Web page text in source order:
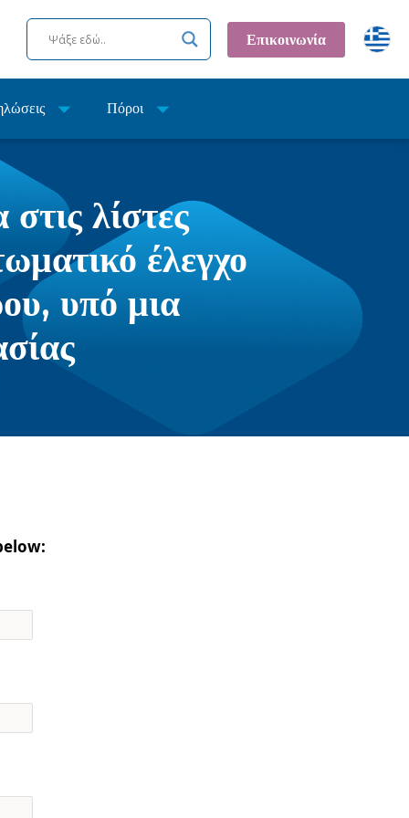
Επικοινωνία
Πόροι
λίστες
έλεγχο
υπό μια